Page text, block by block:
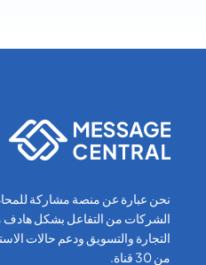
نحن عبارة عن منصة مشاركة
الشركات من التفاعل بشكل هادف
التجارة والتسويق ودعم حالات
من 30 قناة.